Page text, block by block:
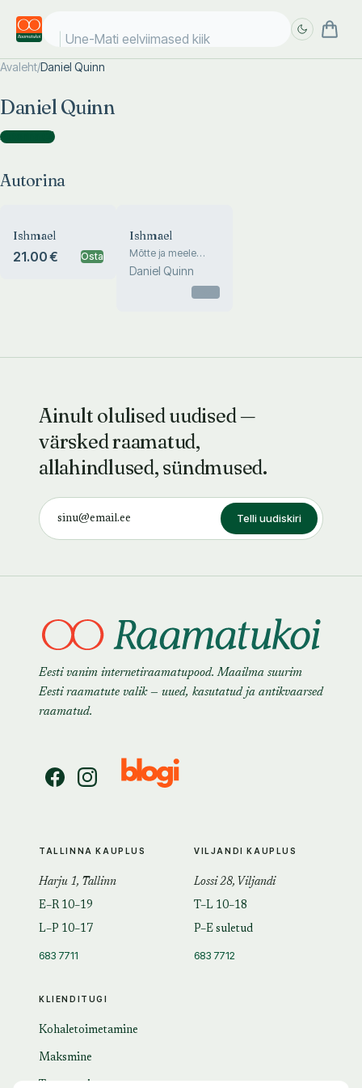
Une-Mati eelviimased kiiks
Avaleht/Daniel Quinn
Daniel Quinn
Autorina )
Autorina
Ishmael
21.00 € Osta
Ishmael
Mõtte ja meele
rännak
Daniel Quinn
Ainult olulised uudised —
värsked raamatud,
allahindlused, sündmused.
Telli uudiskiri
Eesti vanim internetiraamatupood. Maailma suurim
Eesti raamatute valik — uued, kasutatud ja antikvaarsed
raamatud.
KLIENDITUGI
Kohaletoimetamine
Maksmine
TALLINNA KAUPLUS
Harju 1, Tallinn
E–R 10–19
L–P 10–17
683 7711
VILJANDI KAUPLUS
Lossi 28, Viljandi
T–L 10–18
P–E suletud
683 7712